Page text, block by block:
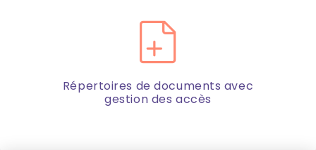
Répertoires de documents avec
gestion des accès